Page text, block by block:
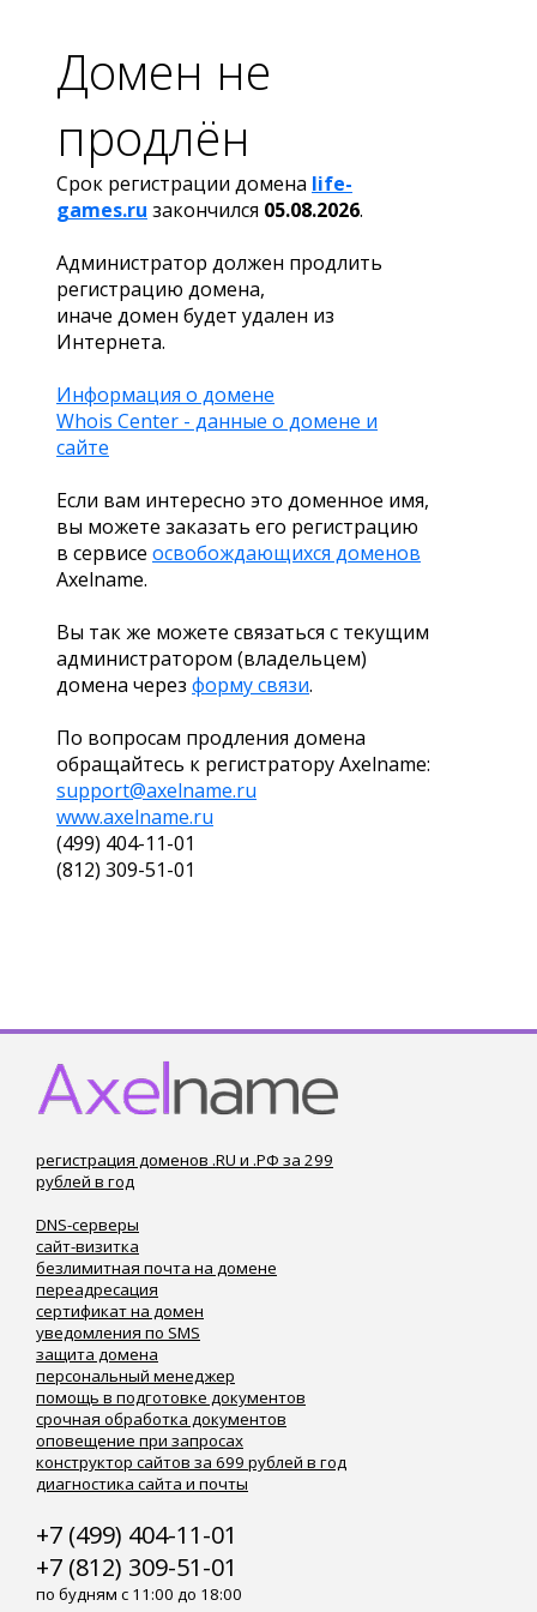
Домен не
продлён
Срок регистрации домена life-
games.ru закончился 05.08.2026.
Администратор должен продлить
регистрацию домена,
иначе домен будет удален из
Интернета.
Информация о домене
Whois Center - данные о домене и
сайте
Если вам интересно это доменное имя,
вы можете заказать его регистрацию
в сервисе освобождающихся доменов
Axelname.
Вы так же можете связаться с текущим
администратором (владельцем)
домена через форму связи.
По вопросам продления домена
обращайтесь к регистратору Axelname:
support@axelname.ru
www.axelname.ru
(499) 404-11-01
(812) 309-51-01
регистрация доменов .RU и .РФ за 299
рублей в год
DNS-серверы
сайт-визитка
безлимитная почта на домене
переадресация
сертификат на домен
уведомления по SMS
защита домена
персональный менеджер
помощь в подготовке документов
срочная обработка документов
оповещение при запросах
конструктор сайтов за 699 рублей в год
диагностика сайта и почты
+7 (499) 404-11-01
+7 (812) 309-51-01
по будням с 11:00 до 18:00